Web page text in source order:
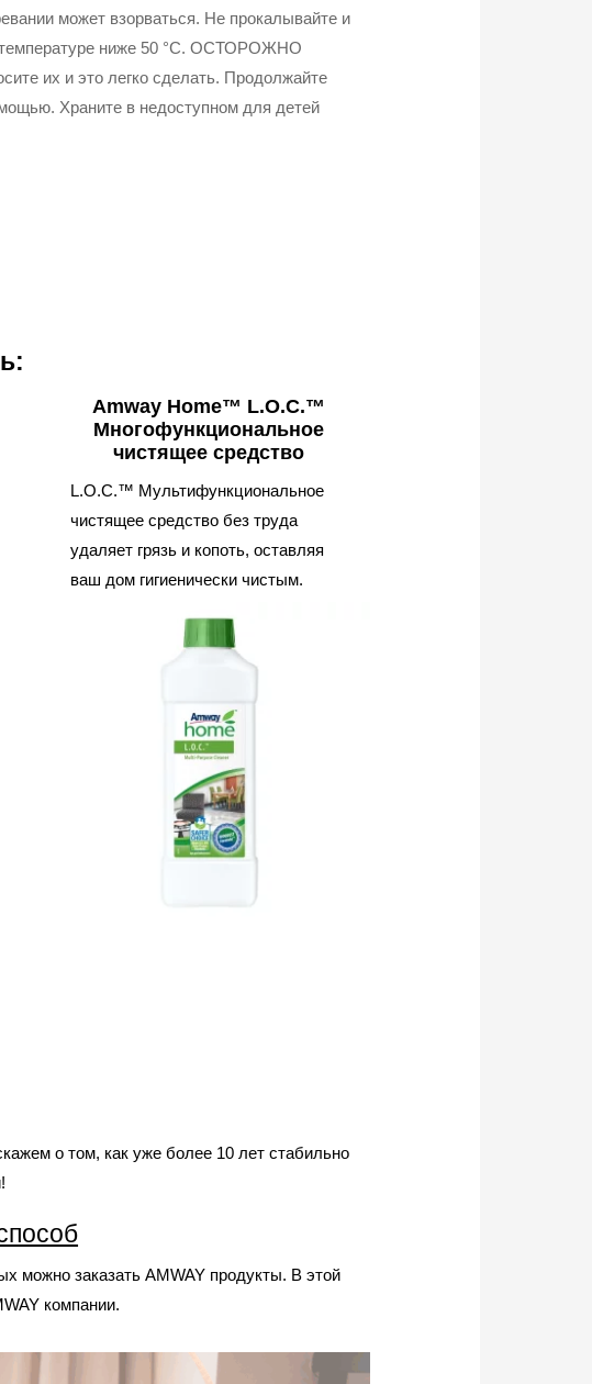
может взорваться. Не прокалывайте и
температуре ниже 50 °C. ОСТОРОЖНО
их и это легко сделать. Продолжайте
Храните в недоступном для детей
Amway Home™ L.O.C.™
Многофункциональное
чистящее средство
L.O.C.™ Мультифункциональное
чистящее средство без труда
удаляет грязь и копоть, оставляя
ваш дом гигиенически чистым.
о том, как уже более 10 лет стабильно
можно заказать AMWAY продукты. В этой
компании.